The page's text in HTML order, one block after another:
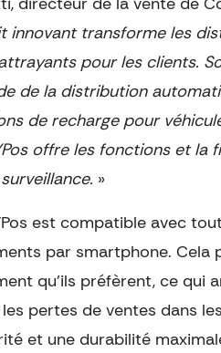
innovant transforme les
pour les clients.
de la distribution
de recharge pour
offre les fonctions et
»
est compatible avec
par smartphone. Cela
qu’ils préfèrent, ce qui
pertes de ventes dans
et une durabilité